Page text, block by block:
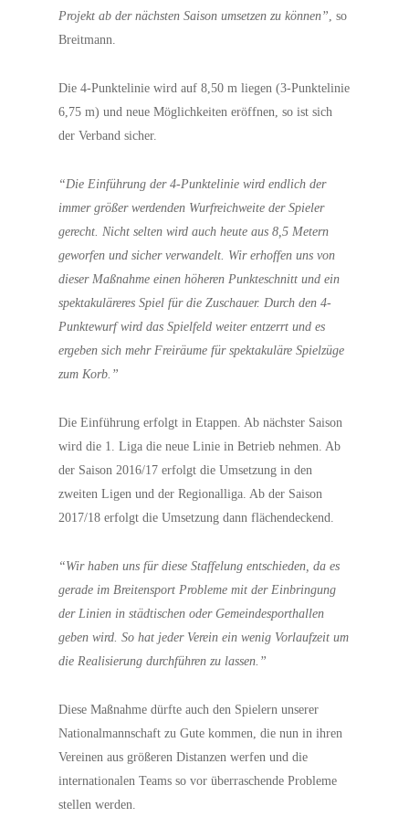
Projekt ab der nächsten Saison umsetzen zu können”, so
Breitmann.
Die 4-Punktelinie wird auf 8,50 m liegen (3-Punktelinie
6,75 m) und neue Möglichkeiten eröffnen, so ist sich
der Verband sicher.
“Die Einführung der 4-Punktelinie wird endlich der
immer größer werdenden Wurfreichweite der Spieler
gerecht. Nicht selten wird auch heute aus 8,5 Metern
geworfen und sicher verwandelt. Wir erhoffen uns von
dieser Maßnahme einen höheren Punkteschnitt und ein
spektakuläreres Spiel für die Zuschauer. Durch den 4-
Punktewurf wird das Spielfeld weiter entzerrt und es
ergeben sich mehr Freiräume für spektakuläre Spielzüge
zum Korb.”
Die Einführung erfolgt in Etappen. Ab nächster Saison
wird die 1. Liga die neue Linie in Betrieb nehmen. Ab
der Saison 2016/17 erfolgt die Umsetzung in den
zweiten Ligen und der Regionalliga. Ab der Saison
2017/18 erfolgt die Umsetzung dann flächendeckend.
“Wir haben uns für diese Staffelung entschieden, da es
gerade im Breitensport Probleme mit der Einbringung
der Linien in städtischen oder Gemeindesporthallen
geben wird. So hat jeder Verein ein wenig Vorlaufzeit um
die Realisierung durchführen zu lassen.”
Diese Maßnahme dürfte auch den Spielern unserer
Nationalmannschaft zu Gute kommen, die nun in ihren
Vereinen aus größeren Distanzen werfen und die
internationalen Teams so vor überraschende Probleme
stellen werden.